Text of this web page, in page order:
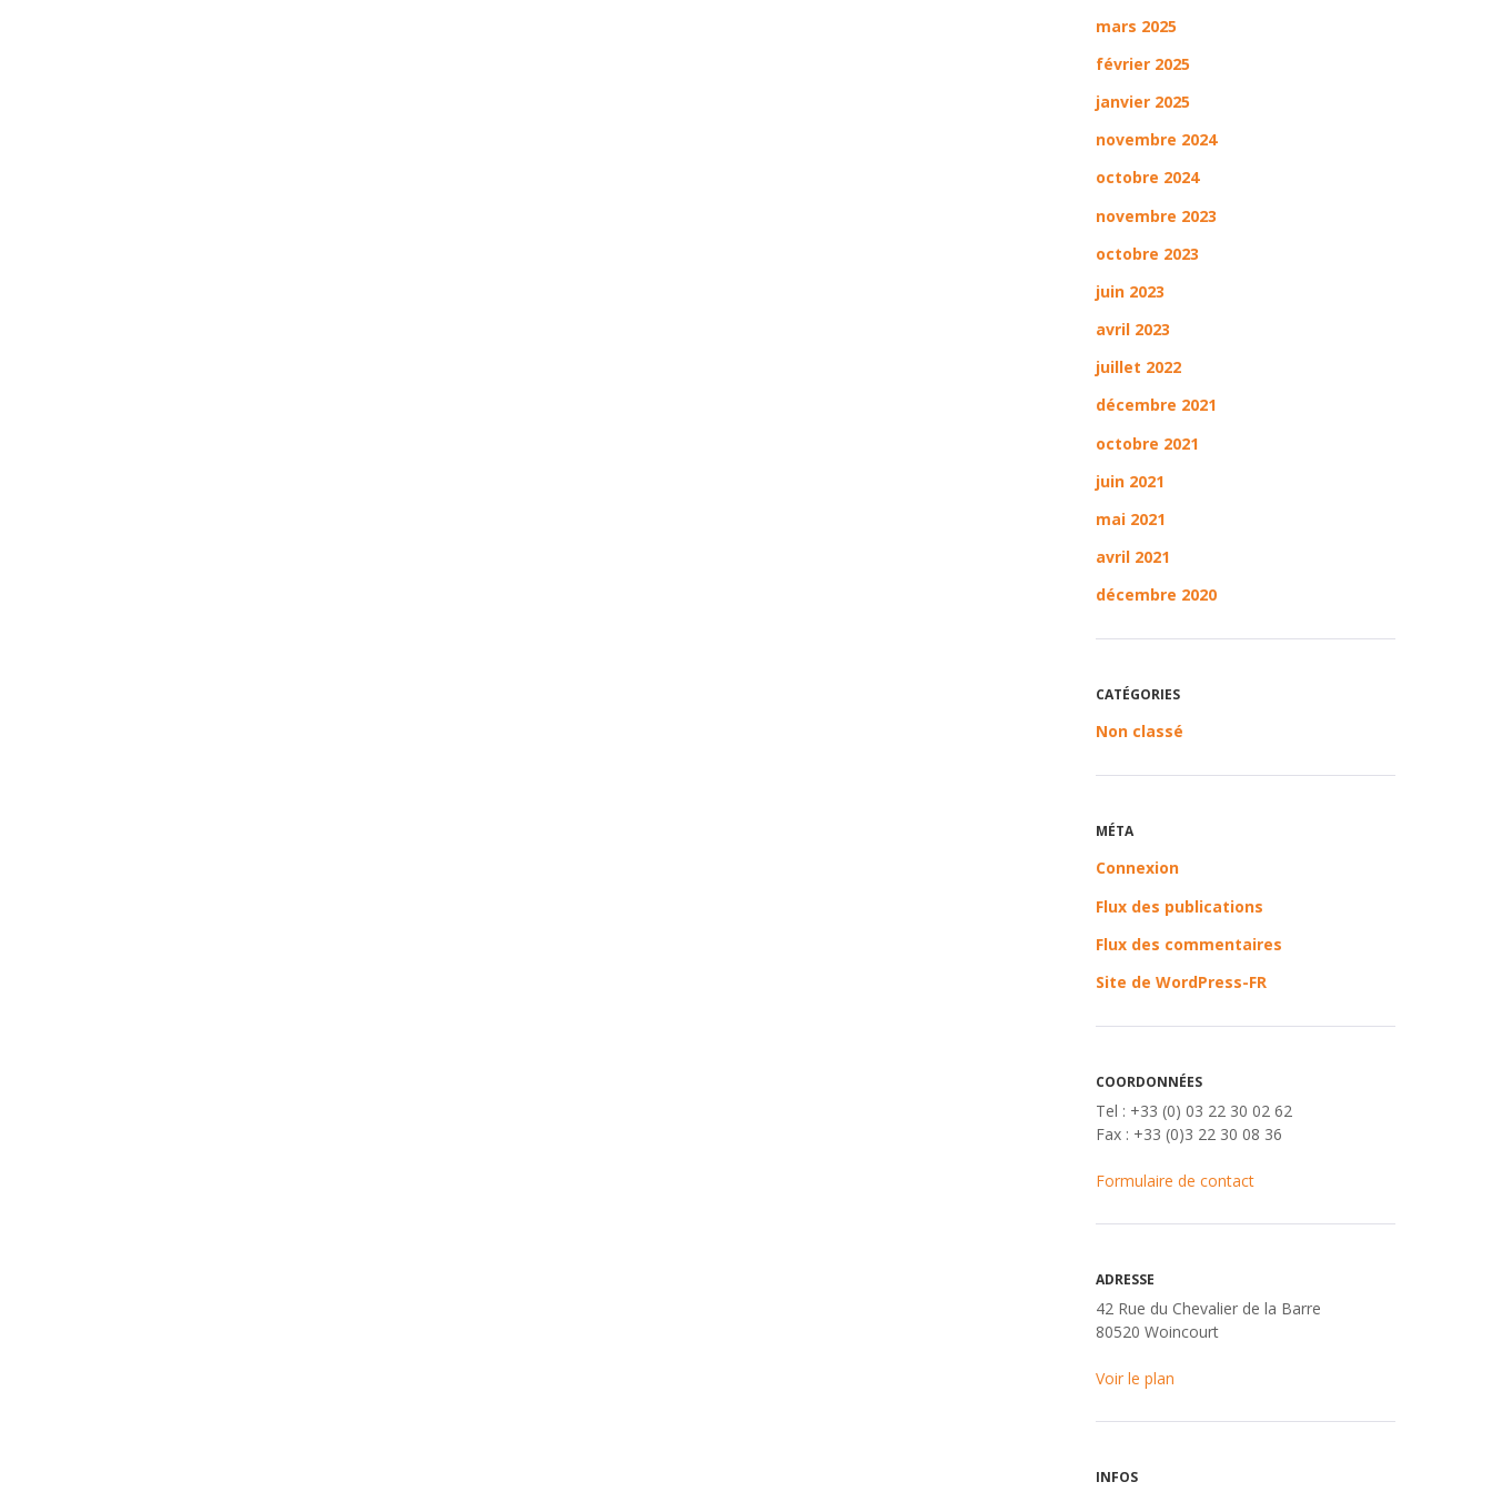
mars 2025
février 2025
janvier 2025
novembre 2024
octobre 2024
novembre 2023
octobre 2023
juin 2023
avril 2023
juillet 2022
décembre 2021
octobre 2021
juin 2021
mai 2021
avril 2021
décembre 2020
CATÉGORIES
Non classé
MÉTA
Connexion
Flux des publications
Flux des commentaires
Site de WordPress-FR
COORDONNÉES
Tel : +33 (0) 03 22 30 02 62
Fax : +33 (0)3 22 30 08 36
Formulaire de contact
ADRESSE
42 Rue du Chevalier de la Barre
80520 Woincourt
Voir le plan
INFOS